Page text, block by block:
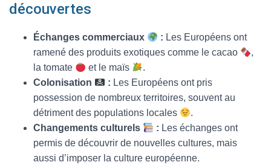
découvertes
Échanges commerciaux : Les Européens ont
ramené des produits exotiques comme le cacao
,
la tomate
et le maïs
.
Colonisation
: Les Européens ont pris
possession de nombreux territoires, souvent au
détriment des populations locales
.
Changements culturels
: Les échanges ont
permis de découvrir de nouvelles cultures, mais
aussi d’imposer la culture européenne.